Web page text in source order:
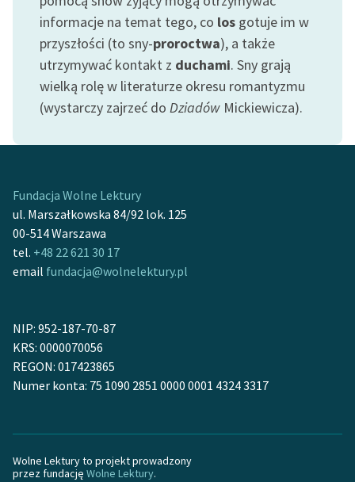
O nas
Kontakt
O projekcie
Zespół
Logotypy
Materiały promocyjne
Polityka prywatności
Dane fundacji i
sprawozdania finansowe
Regulamin darowizn
wrażliwych
Deklaracja dostępności
informacje na temat tego, co los gotuje im w
przyszłości (to sny-proroctwa), a także
utrzymywać kontakt z duchami. Sny grają
wielką rolę w literaturze okresu romantyzmu
(wystarczy zajrzeć do Dziadów Mickiewicza).
Fundacja Wolne Lektury
ul. Marszałkowska 84/92 lok. 125
00-514 Warszawa
tel. +48 22 621 30 17
email fundacja@wolnelektury.pl
NIP: 952-187-70-87
KRS: 0000070056
REGON: 017423865
Numer konta: 75 1090 2851 0000 0001 4324 3317
Wolne Lektury to projekt prowadzony
przez fundację Wolne Lektury.